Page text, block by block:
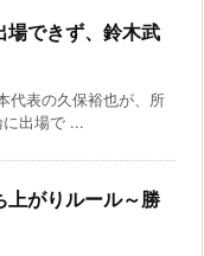
場できず、鈴木武
代表の久保裕也が、所
に出場で ...
上がりルール～勝